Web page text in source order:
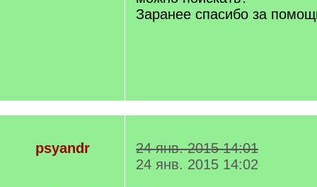
Заранее спасибо за
psyandr
24 янв. 2015 14:01
24 янв. 2015 14:02